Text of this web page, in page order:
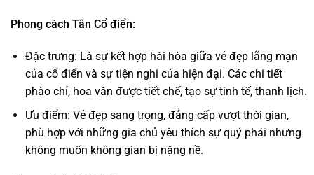
Phong cách Tân Cổ điển:
Đặc trưng: Là sự kết hợp hài hòa giữa vẻ đẹp lãng mạn
của cổ điển và sự tiện nghi của hiện đại. Các chi tiết
phào chỉ, hoa văn được tiết chế, tạo sự tinh tế, thanh lịch.
Ưu điểm: Vẻ đẹp sang trọng, đẳng cấp vượt thời gian,
phù hợp với những gia chủ yêu thích sự quý phái nhưng
không muốn không gian bị nặng nề.